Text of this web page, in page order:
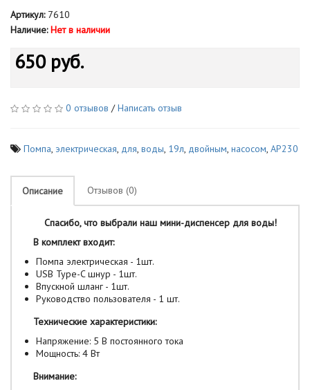
Артикул:7610
Наличие: Нет в наличии
650 руб.
0 отзывов /Написать отзыв
Помпа, электрическая, для, воды, 19л, двойным, насосом, AP230
Описание Отзывов (0)
Спасибо, что выбрали наш мини-диспенсер для воды!
В комплект входит:
Помпа электрическая - 1шт.
USB Type-C шнур - 1шт.
Впускной шланг - 1шт.
Руководство пользователя - 1 шт.
Технические характеристики:
Напряжение: 5 В постоянного тока
Мощность: 4 Вт
Внимание: